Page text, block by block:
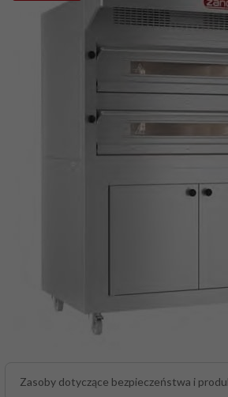
Zasoby dotyczące bezpieczeństwa i